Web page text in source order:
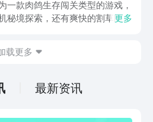
相关信息。
一款肉鸽生存闯关类型的游戏，
秘境探索，还有爽快的割草闯关
下载。游戏的上手门槛还是比较
的时间，可玩性真的比较高。
更多
载更多
最新资讯